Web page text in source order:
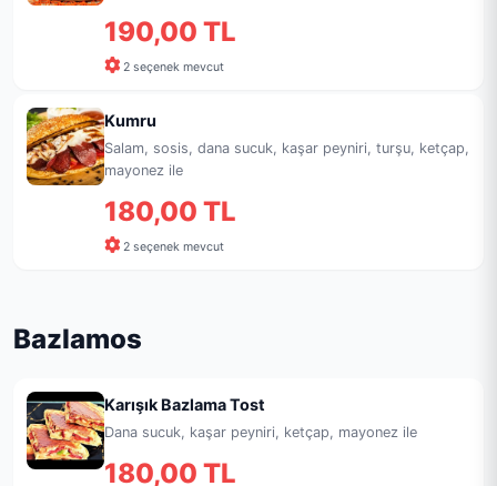
190,00 TL
2 seçenek mevcut
Kumru
Salam, sosis, dana sucuk, kaşar peyniri, turşu, ketçap,
mayonez ile
180,00 TL
2 seçenek mevcut
Bazlamos
Karışık Bazlama Tost
Dana sucuk, kaşar peyniri, ketçap, mayonez ile
180,00 TL